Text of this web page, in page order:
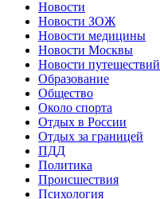
Новости
Новости ЗОЖ
Новости медицины
Новости Москвы
Новости путешествий
Образование
Общество
Около спорта
Отдых в России
Отдых за границей
ПДД
Политика
Происшествия
Психология